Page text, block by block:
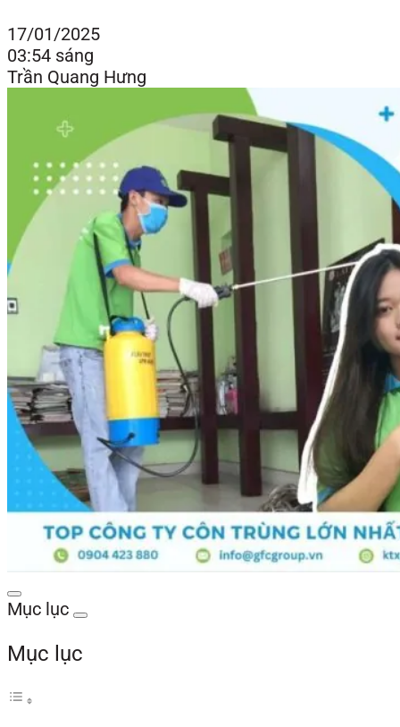
17/01/2025
03:54 sáng
Trần Quang Hưng
Mục lục
Mục lục